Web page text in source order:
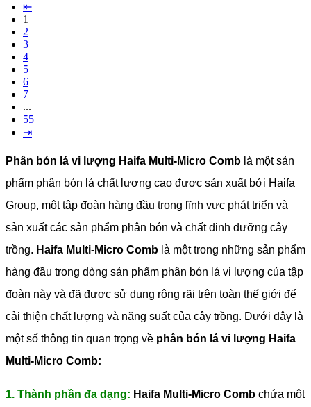
⇤
1
2
3
4
5
6
7
...
55
⇥
Phân bón lá vi lượng Haifa Multi-Micro Comb là một sản
phẩm phân bón lá chất lượng cao được sản xuất bởi Haifa
Group, một tập đoàn hàng đầu trong lĩnh vực phát triển và
sản xuất các sản phẩm phân bón và chất dinh dưỡng cây
trồng. Haifa Multi-Micro Comb là một trong những sản phẩm
hàng đầu trong dòng sản phẩm phân bón lá vi lượng của tập
đoàn này và đã được sử dụng rộng rãi trên toàn thế giới để
cải thiện chất lượng và năng suất của cây trồng. Dưới đây là
một số thông tin quan trọng về phân bón lá vi lượng Haifa
Multi-Micro Comb:
1. Thành phần đa dạng: Haifa Multi-Micro Comb chứa một